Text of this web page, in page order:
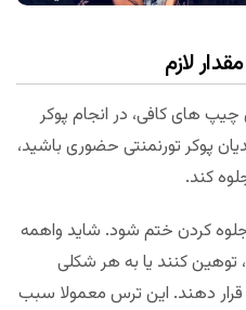
لازم
چیپ های کافی، در انجام پوکر
پوکر تورنمنتی حضوری باشید،
کند.
کردن ختم شود. شاید واهمه
توهین کنند یا به هر شکلی
قرار دهند. این ترس معمولا سبب